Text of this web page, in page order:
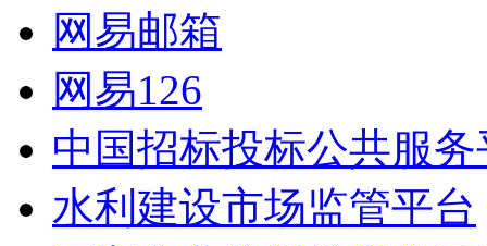
网易邮箱
网易126
中国招标投标公共服务
水利建设市场监管平台